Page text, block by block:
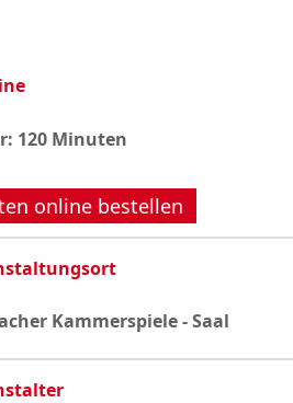
120 Minuten
online bestellen
Kammerspiele - Saal